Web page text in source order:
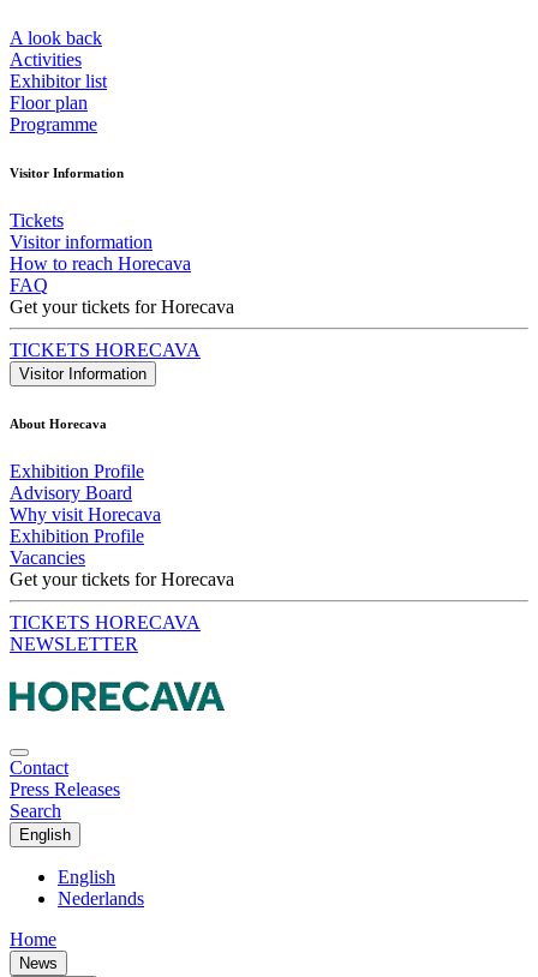
A look back
Activities
Exhibitor list
Floor plan
Programme
Visitor Information
Tickets
Visitor information
How to reach Horecava
FAQ
Get your tickets for Horecava
TICKETS HORECAVA
Visitor Information
About Horecava
Exhibition Profile
Advisory Board
Why visit Horecava
Exhibition Profile
Vacancies
Get your tickets for Horecava
TICKETS HORECAVA
NEWSLETTER
Contact
Press Releases
Search
English
English
Nederlands
Home
News